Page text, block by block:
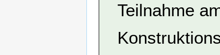
Teilnahme